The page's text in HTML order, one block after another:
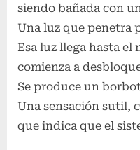
siendo bañada con
Una luz que penetra
Esa luz llega hasta el
comienza a
Se produce un
Una sensación sutil,
que indica que el